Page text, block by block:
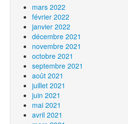
mars 2022
février 2022
janvier 2022
décembre 2021
novembre 2021
octobre 2021
septembre 2021
août 2021
juillet 2021
juin 2021
mai 2021
avril 2021